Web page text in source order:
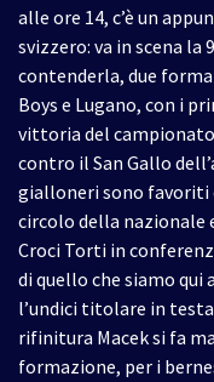
alle ore 14, c’è un
svizzero: va in scena la
contenderla, due
Boys e Lugano, con i
vittoria del campionato
contro il San Gallo
gialloneri sono favoriti
circolo della nazionale
Croci Torti in
di quello che siamo qui
l’undici titolare in
rifinitura Macek si fa
formazione, per i